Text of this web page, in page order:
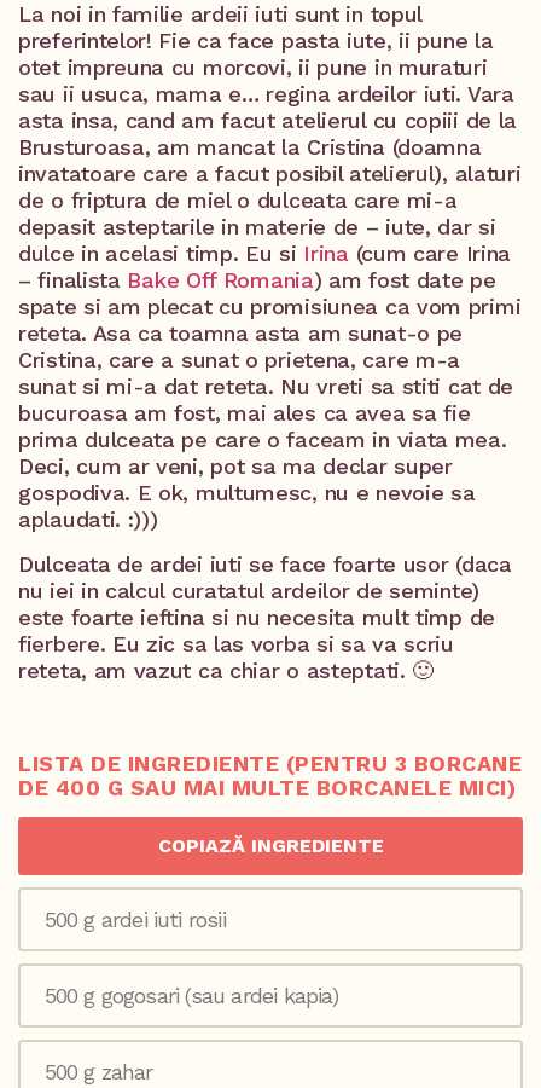
La noi in familie ardeii iuti sunt in topul
preferintelor! Fie ca face pasta iute, ii pune la
otet impreuna cu morcovi, ii pune in muraturi
sau ii usuca, mama e… regina ardeilor iuti. Vara
asta insa, cand am facut atelierul cu copiii de la
Brusturoasa, am mancat la Cristina (doamna
invatatoare care a facut posibil atelierul), alaturi
de o friptura de miel o dulceata care mi-a
depasit asteptarile in materie de – iute, dar si
dulce in acelasi timp. Eu si Irina (cum care Irina
– finalista Bake Off Romania) am fost date pe
spate si am plecat cu promisiunea ca vom primi
reteta. Asa ca toamna asta am sunat-o pe
Cristina, care a sunat o prietena, care m-a
sunat si mi-a dat reteta. Nu vreti sa stiti cat de
bucuroasa am fost, mai ales ca avea sa fie
prima dulceata pe care o faceam in viata mea.
Deci, cum ar veni, pot sa ma declar super
gospodiva. E ok, multumesc, nu e nevoie sa
aplaudati. :)))
Dulceata de ardei iuti se face foarte usor (daca
nu iei in calcul curatatul ardeilor de seminte)
este foarte ieftina si nu necesita mult timp de
fierbere. Eu zic sa las vorba si sa va scriu
reteta, am vazut ca chiar o asteptati. 🙂
LISTA DE INGREDIENTE (PENTRU 3 BORCANE
DE 400 G SAU MAI MULTE BORCANELE MICI)
COPIAZĂ INGREDIENTE
500 g ardei iuti rosii
500 g gogosari (sau ardei kapia)
500 g zahar